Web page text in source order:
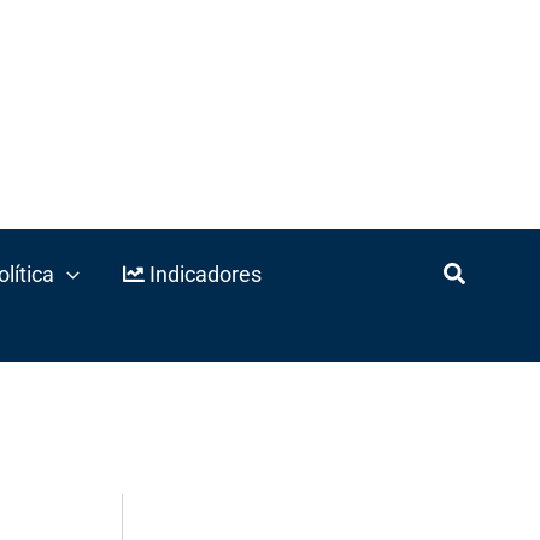
Indicadores